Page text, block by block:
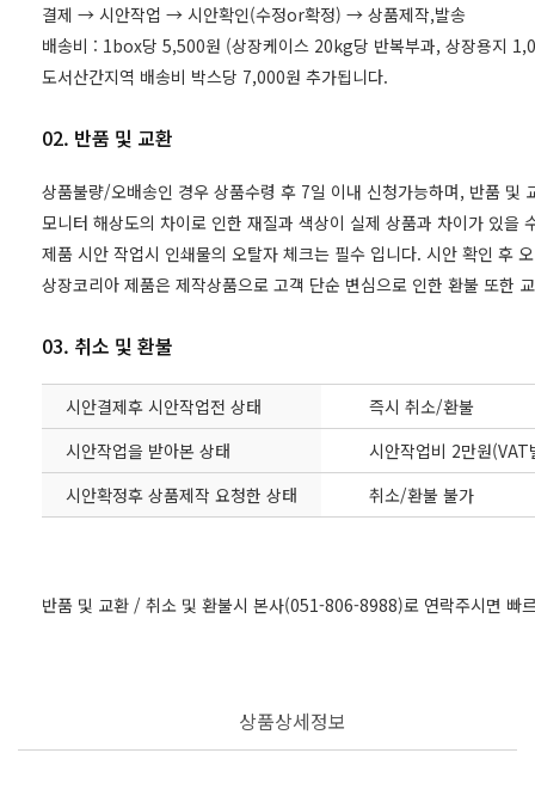
결제 → 시안작업 → 시안확인(수정or확정) → 상품제작,발송
배송비 : 1box당 5,500원 (상장케이스 20kg당 반복부과, 상장용지
도서산간지역 배송비 박스당 7,000원 추가됩니다.
02. 반품 및 교환
상품불량/오배송인 경우 상품수령 후 7일 이내 신청가능하며, 반품 및
모니터 해상도의 차이로 인한 재질과 색상이 실제 상품과 차이가 있
제품 시안 작업시 인쇄물의 오탈자 체크는 필수 입니다. 시안 확인 후
상장코리아 제품은 제작상품으로 고객 단순 변심으로 인한 환불 또한
03. 취소 및 환불
시안결제후 시안작업전 상태
즉시 취소/환불
시안작업을 받아본 상태
시안작업비 2만원
시안확정후 상품제작 요청한 상태
취소/환불 불가
반품 및 교환 / 취소 및 환불시 본사(051-806-8988)로 연락주시면 빠
상품상세정보